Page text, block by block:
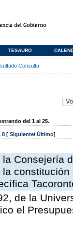
TESAURO
Consulta
del 1 al 25.
8 [ Siguiente/ Último]
Consejería
de la
el